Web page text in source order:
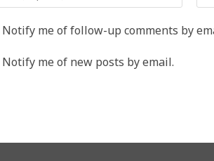
Notify me of follow-up comments by
Notify me of new posts by email.